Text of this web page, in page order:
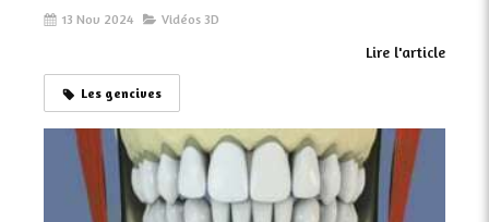
13 Nov 2024 Vidéos 3D
Lire l'article
Les gencives